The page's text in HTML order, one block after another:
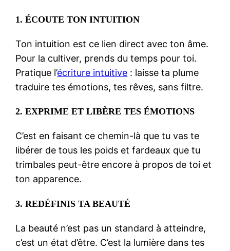
1.ÉCOUTE TON INTUITION
Ton intuition est ce lien direct avec ton âme.
Pour la cultiver, prends du temps pour toi.
Pratique l’écriture intuitive : laisse ta plume
traduire tes émotions, tes rêves, sans filtre.
2.EXPRIME ET LIBÈRE TES ÉMOTIONS
C’est en faisant ce chemin-là que tu vas te
libérer de tous les poids et fardeaux que tu
trimbales peut-être encore à propos de toi et
ton apparence.
3.REDÉFINIS TA BEAUTÉ
La beauté n’est pas un standard à atteindre,
c’est un état d’être. C’est la lumière dans tes